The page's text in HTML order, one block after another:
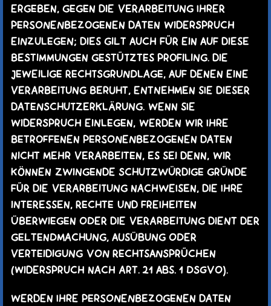
ERGEBEN, GEGEN DIE VERARBEITUNG IHRER
PERSONENBEZOGENEN DATEN WIDERSPRUCH
EINZULEGEN; DIES GILT AUCH FÜR EIN AUF DIESE
BESTIMMUNGEN GESTÜTZTES PROFILING. DIE
JEWEILIGE RECHTSGRUNDLAGE, AUF DENEN EINE
VERARBEITUNG BERUHT, ENTNEHMEN SIE DIESER
DATENSCHUTZERKLÄRUNG. WENN SIE
WIDERSPRUCH EINLEGEN, WERDEN WIR IHRE
BETROFFENEN PERSONENBEZOGENEN DATEN
NICHT MEHR VERARBEITEN, ES SEI DENN, WIR
KÖNNEN ZWINGENDE SCHUTZWÜRDIGE GRÜNDE
FÜR DIE VERARBEITUNG NACHWEISEN, DIE IHRE
INTERESSEN, RECHTE UND FREIHEITEN
ÜBERWIEGEN ODER DIE VERARBEITUNG DIENT DER
GELTENDMACHUNG, AUSÜBUNG ODER
VERTEIDIGUNG VON RECHTSANSPRÜCHEN
(WIDERSPRUCH NACH ART. 21 ABS. 1 DSGVO).
WERDEN IHRE PERSONENBEZOGENEN DATEN